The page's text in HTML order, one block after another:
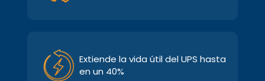
Extiende la vida útil del UPS hasta
en un 40%